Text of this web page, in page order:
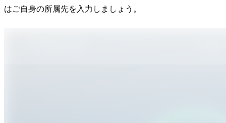
はご自身の所属先を入力しましょう。